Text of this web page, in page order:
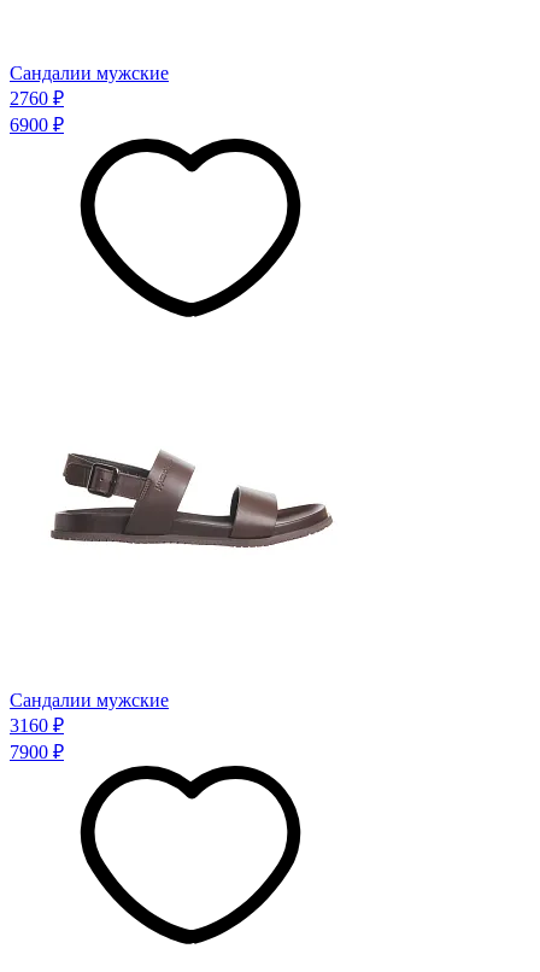
Сандалии мужские
2760 ₽
6900 ₽
Сандалии мужские
3160 ₽
7900 ₽